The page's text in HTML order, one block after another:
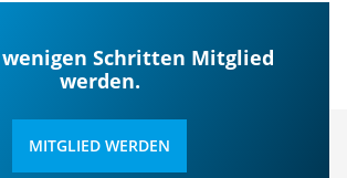
Schritten Mitglied
werden.
MITGLIED WERDEN